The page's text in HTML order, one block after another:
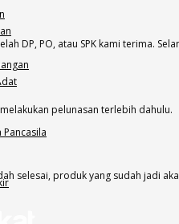
DP, PO, atau SPK kami terima.
pelunasan terlebih dahulu.
selesai, produk yang sudah jadi